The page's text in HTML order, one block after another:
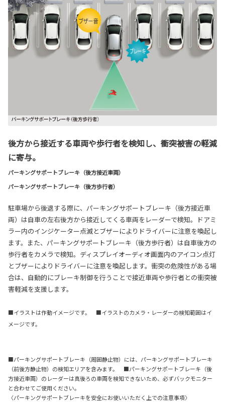
後方から接近する車両や歩行者を検知し、衝突被害の軽減
に寄与。
パーキングサポートブレーキ（後方接近車両）
パーキングサポートブレーキ（後方歩行者）
駐車場から後退する際に、パーキングサポートブレーキ（後方接近車
両）は自車の左右後方から接近してくる車両をレーダーで検知。ドアミ
ラー内のインジケーター点滅とブザーによりドライバーに注意を喚起し
ます。また、パーキングサポートブレーキ（後方歩行者）は自車後方の
歩行者をカメラで検知。ディスプレイオーディオ画面内のアイコン点灯
とブザーによりドライバーに注意を喚起します。衝突の危険性がある場
合は、自動的にブレーキ制御を行うことで接近車両や歩行者との衝突被
害軽減を支援します。
■イラストは作動イメージです。 ■イラストのカメラ・レーダーの検知範囲はイ
メージです。
■パーキングサポートブレーキ（周囲静止物）には、パーキングサポートブレーキ
（前後方静止物）の検知エリアを含みます。 ■パーキングサポートブレーキ（後
方接近車両）のレーダーは真後ろの車両を検知できないため、必ずバックモニター
と合わせてご使用ください。
〈パーキングサポートブレーキを安全にお使いいただく上での注意事項〉